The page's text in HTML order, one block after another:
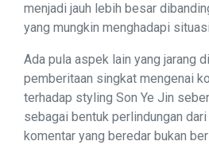
menjadi jauh lebih besar
yang mungkin menghadapi
Ada pula aspek lain yang jarang
pemberitaan singkat mengenai
terhadap styling Son Ye Jin
sebagai bentuk perlindungan
komentar yang beredar bukan